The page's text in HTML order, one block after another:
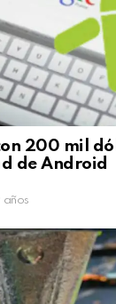
200 mil
de Android
años